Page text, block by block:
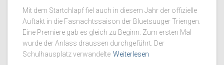
Mit dem Startchlapf fiel auch in diesem Jahr der offizielle
Auftakt in die Fasnachtssaison der Bluetsuuger Triengen.
Eine Premiere gab es gleich zu Beginn: Zum ersten Mal
wurde der Anlass draussen durchgeführt. Der
Schulhausplatz verwandelte Weiterlesen